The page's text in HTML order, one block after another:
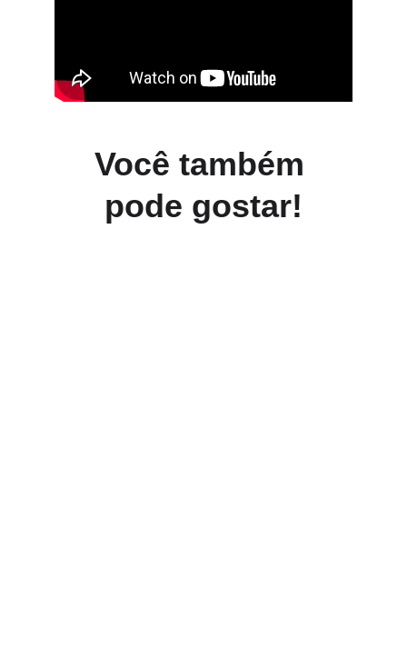
Você também
pode gostar!